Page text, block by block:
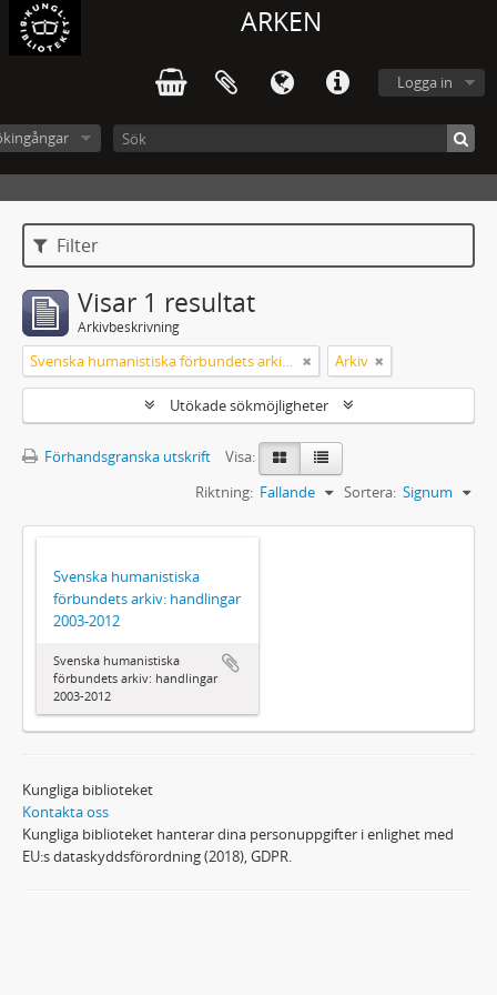
ARKEN
Logga in
Filter
Visar 1 resultat
Arkivbeskrivning
Svenska humanistiska förbundets arkiv: handlingar 2003-2012 Arkiv
Utökade sökmöjligheter
Förhandsgranska utskrift
Visa:
Sortera: Signum
Riktning: Fallande
Svenska humanistiska
förbundets arkiv: handlingar
2003-2012
Svenska humanistiska
förbundets arkiv: handlingar
2003-2012
Kungliga biblioteket
Kontakta oss
Kungliga biblioteket hanterar dina personuppgifter i enlighet med
EU:s dataskyddsförordning (2018), GDPR.